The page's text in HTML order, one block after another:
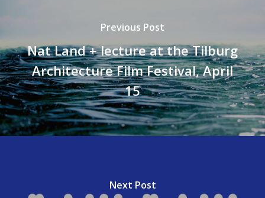
Previous Post
Nat Land + lecture at the Tilburg
Architecture Film Festival, April
15
Next Post